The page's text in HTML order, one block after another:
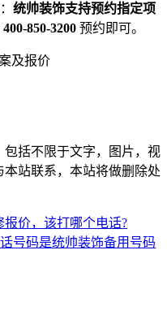
统帅装饰支持预约指定项
400-850-3200 预约即可。
及报价
括不限于文字，图片，视
站联系，本站将做删除处
价，该打哪个电话?
号码是统帅装饰备用号码